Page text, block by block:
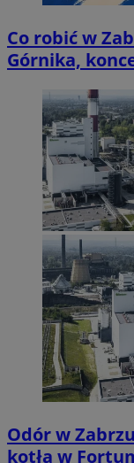
Co robić w
Górnika,
Odór w
kotła w